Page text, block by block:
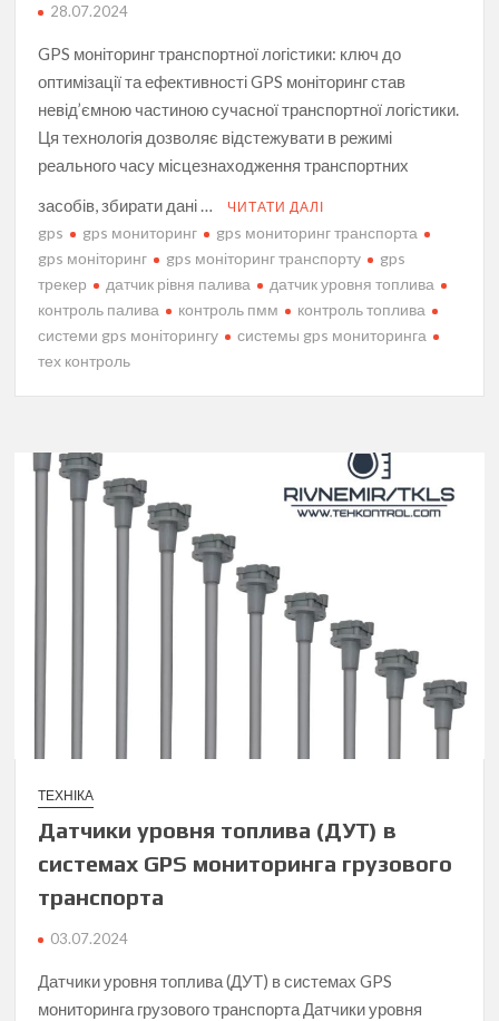
28.07.2024
GPS моніторинг транспортної логістики: ключ до
оптимізації та ефективності GPS моніторинг став
невід’ємною частиною сучасної транспортної логістики.
Ця технологія дозволяє відстежувати в режимі
реального часу місцезнаходження транспортних
засобів, збирати дані …
ЧИТАТИ ДАЛІ
gps gps мониторинг
gps мониторинг транспорта
gps моніторинг
gps моніторинг транспорту
gps
трекер
датчик рівня палива
датчик уровня топлива
контроль палива
контроль пмм
контроль топлива
системи gps моніторингу
системы gps мониторинга
тех контроль
ТЕХНІКА
Датчики уровня топлива (ДУТ) в
системах GPS мониторинга грузового
транспорта
03.07.2024
Датчики уровня топлива (ДУТ) в системах GPS
мониторинга грузового транспорта Датчики уровня